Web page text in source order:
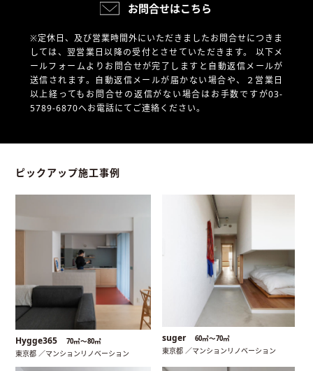
お問合せはこちら
※定休日、及び営業時間外にいただきましたお問合せにつきま
しては、翌営業日以降の受付とさせていただきます。 以下メ
ールフォームよりお問合せが完了しますと自動返信メールが
送信されます。自動返信メールが届かない場合や、
２営業日
以上経ってもお問合せの返信がない場合はお手数ですが03-
5789-6870へお電話にてご連絡ください。
ピックアップ施工事例
Hygge365 70㎡〜80㎡
東京都 ／マンションリノベーション
suger 60㎡〜70㎡
東京都 ／マンションリノベーション